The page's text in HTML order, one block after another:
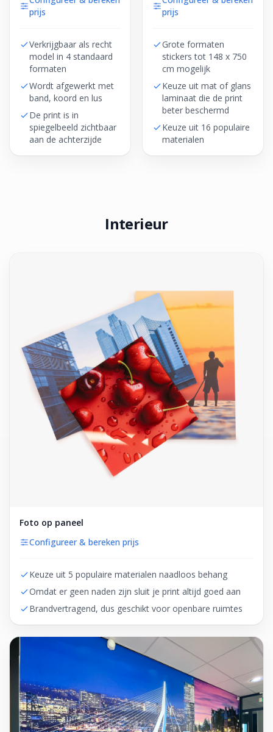
prijs
Verkrijgbaar als recht
model in 4 standaard
formaten
Wordt afgewerkt met
band, koord en lus
De print is in
spiegelbeeld zichtbaar
aan de achterzijde
prijs
Grote formaten
stickers tot 148 x 750
cm mogelijk
Keuze uit mat of glans
laminaat die de print
beter beschermd
Keuze uit 16 populaire
materialen
Interieur
Foto op paneel
Configureer & bereken prijs
Keuze uit 5 populaire materialen naadloos behang
Omdat er geen naden zijn sluit je print altijd goed aan
Brandvertragend, dus geschikt voor openbare ruimtes